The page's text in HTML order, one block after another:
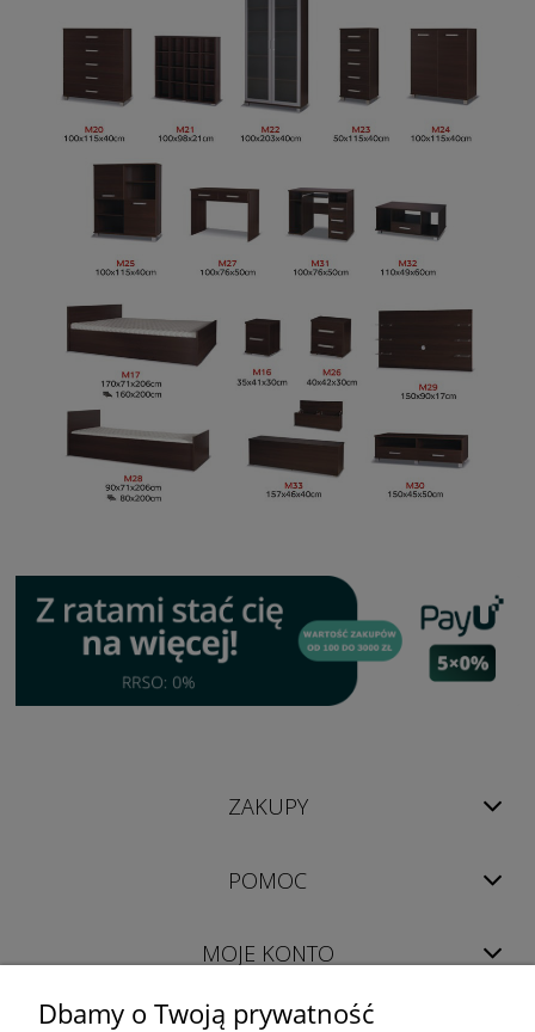
ZAKUPY
POMOC
MOJE KONTO
Dbamy o Twoją prywatność